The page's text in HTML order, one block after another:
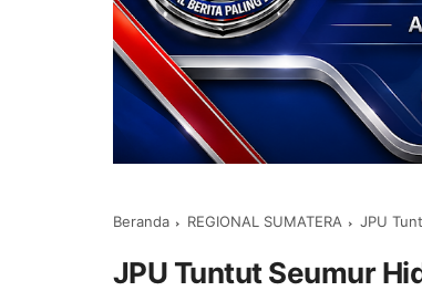
Beranda REGIONAL SUMATERA JPU
JPU Tuntut Seumur